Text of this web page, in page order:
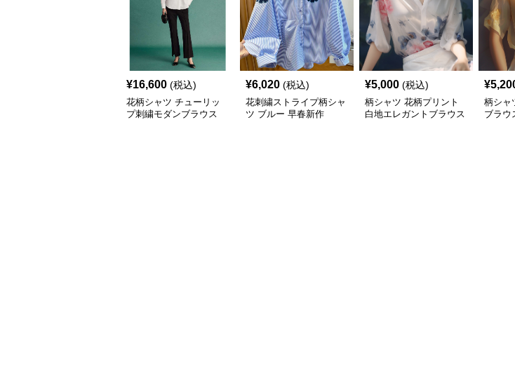
¥16,600 (税込)
花柄シャツ チューリッ
プ刺繍モダンブラウス
¥6,020 (税込)
花刺繍ストライプ柄シャ
ツ ブルー 早春新作
¥5,000 (税込)
柄シャツ 花柄プリント
白地エレガントブラウス
¥
柄シャ
ブラウ